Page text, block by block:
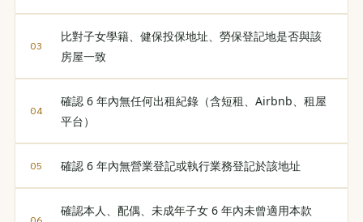
比對子女學籍、健保投保地址、勞保登記地是否與該
房屋一致
確認 6 年內無任何出租紀錄（含短租、Airbnb、租屋
平台）
確認 6 年內無營業登記或執行業務登記於該地址
確認本人、配偶、未成年子女 6 年內未曾適用本款